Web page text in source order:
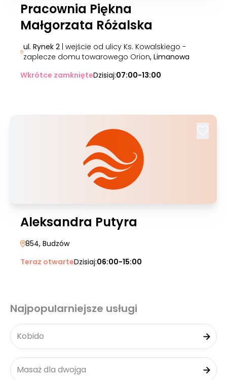
Pracownia Piękna
Małgorzata Różalska
ul. Rynek 2| wejście od ulicy Ks. Kowalskiego -
zaplecze domu towarowego Orion, Limanowa
Wkrótce zamknięteDzisiaj:07:00-13:00
Aleksandra Putyra
854, Budzów
Teraz otwarteDzisiaj:06:00-15:00
Najpopularniejsze usługi
Kobido
Masaż dla dwojga